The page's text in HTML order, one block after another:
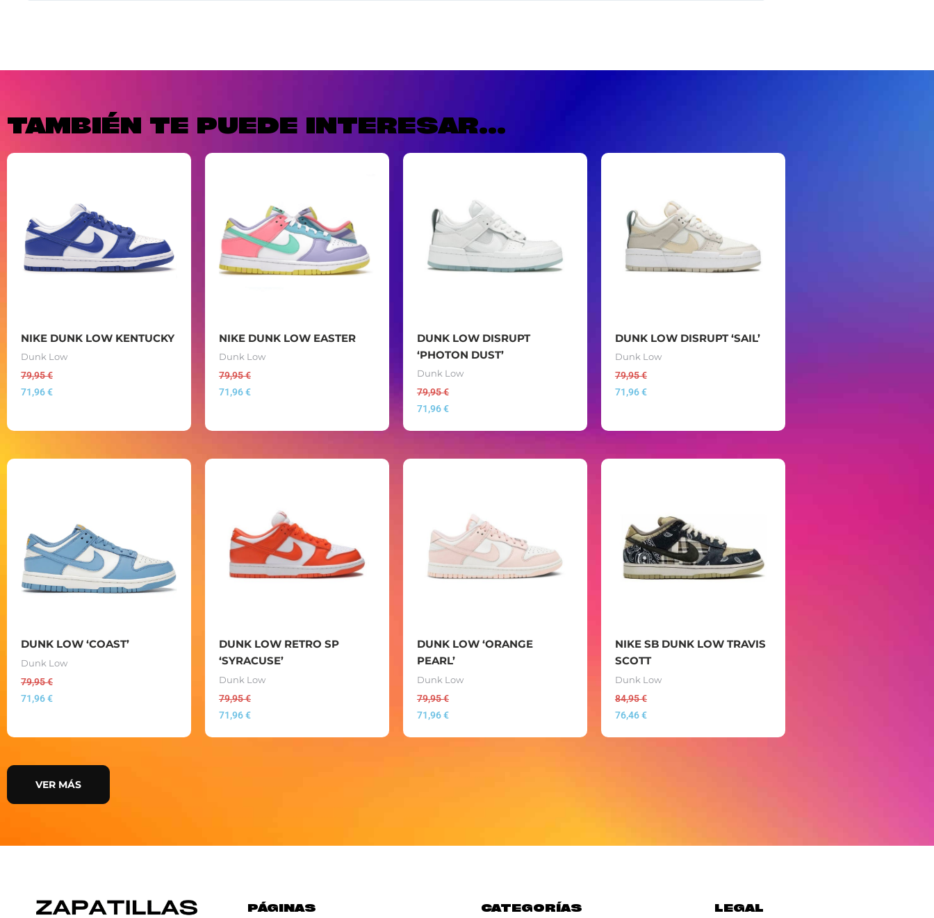
TAMBIÉN TE PUEDE INTERESAR...
NIKE DUNK LOW KENTUCKY
Dunk Low
79,95€
71,96€
NIKE DUNK LOW EASTER
Dunk Low
79,95€
71,96€
DUNK LOW DISRUPT
‘PHOTON DUST’
Dunk Low
79,95€
71,96€
DUNK LOW DISRUPT ‘SAIL’
Dunk Low
79,95€
71,96€
DUNK LOW ‘COAST’
Dunk Low
79,95€
71,96€
DUNK LOW RETRO SP
‘SYRACUSE’
Dunk Low
79,95€
71,96€
DUNK LOW ‘ORANGE
PEARL’
Dunk Low
79,95€
71,96€
NIKE SB DUNK LOW TRAVIS
SCOTT
Dunk Low
84,95€
76,46€
VER MÁS
PÁGINAS CATEGORÍAS LEGAL